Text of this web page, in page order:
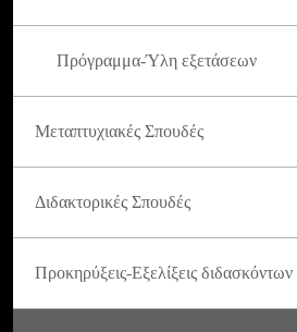
Πρόγραμμα-Ύλη εξετάσεων
Μεταπτυχιακές Σπουδές
Διδακτορικές Σπουδές
Προκηρύξεις-Εξελίξεις διδασκόντων